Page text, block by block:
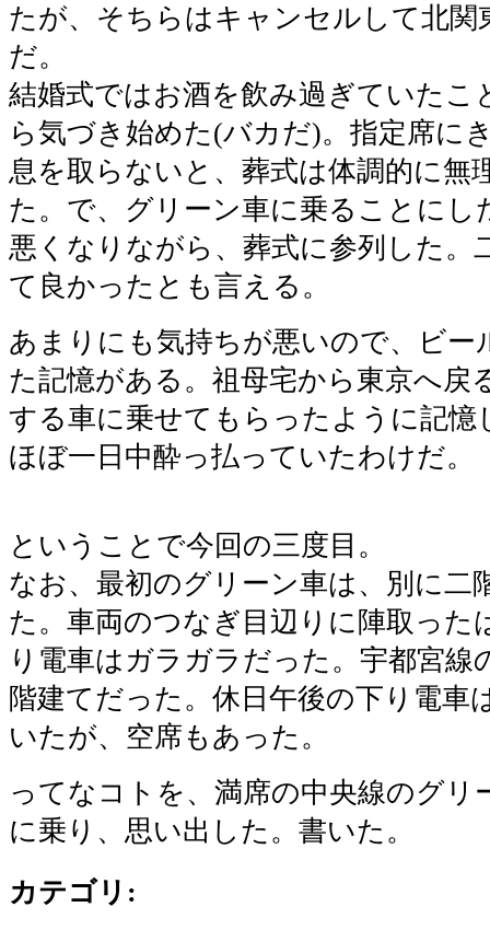
たが、そちらはキャンセルして北関
だ。
結婚式ではお酒を飲み過ぎていたこ
ら気づき始めた(バカだ)。指定席に
息を取らないと、葬式は体調的に無
た。で、グリーン車に乗ることにし
悪くなりながら、葬式に参列した。
て良かったとも言える。
あまりにも気持ちが悪いので、ビー
た記憶がある。祖母宅から東京へ戻
する車に乗せてもらったように記憶
ほぼ一日中酔っ払っていたわけだ。
ということで今回の三度目。
なお、最初のグリーン車は、別に二
た。車両のつなぎ目辺りに陣取った
り電車はガラガラだった。宇都宮線
階建てだった。休日午後の下り電車
いたが、空席もあった。
ってなコトを、満席の中央線のグリ
に乗り、思い出した。書いた。
カテゴリ :